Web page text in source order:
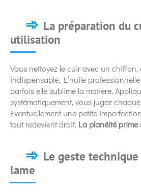
La préparation du
utilisation
Vous nettoyez le cuir avec un
indispensable. L’huile
parfois elle sublime la matière.
systématiquement, vous jugez
Eventuellement une petite
tout redevient droit. La planéité prime
Le geste
lame